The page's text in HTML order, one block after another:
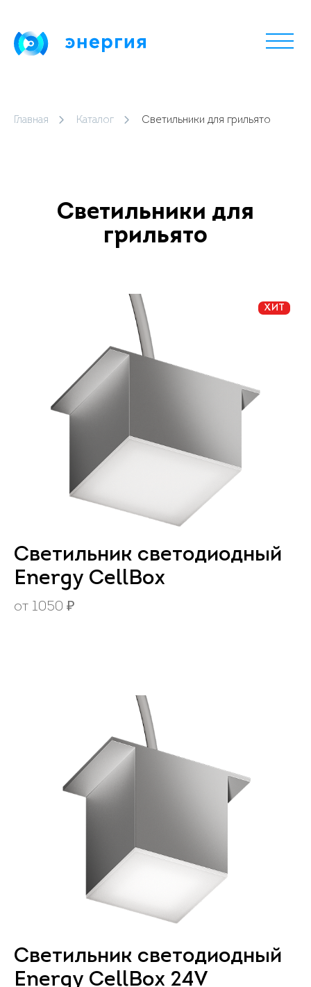
Главная Каталог Светильники для грильято
Светильники для
грильято
ХИТ
Светильник светодиодный
Energy CellBox
от 1050 ₽
Светильник светодиодный
Energy CellBox 24V